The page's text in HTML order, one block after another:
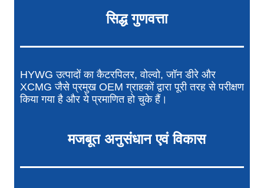
सिद्ध गुणवत्ता
HYWG उत्पादों का कैटरपिलर, वोल्वो, जॉन डीरे और
XCMG जैसे प्रमुख OEM ग्राहकों द्वारा पूरी तरह से परीक्षण
किया गया है और ये प्रमाणित हो चुके हैं।
मजबूत अनुसंधान एवं विकास